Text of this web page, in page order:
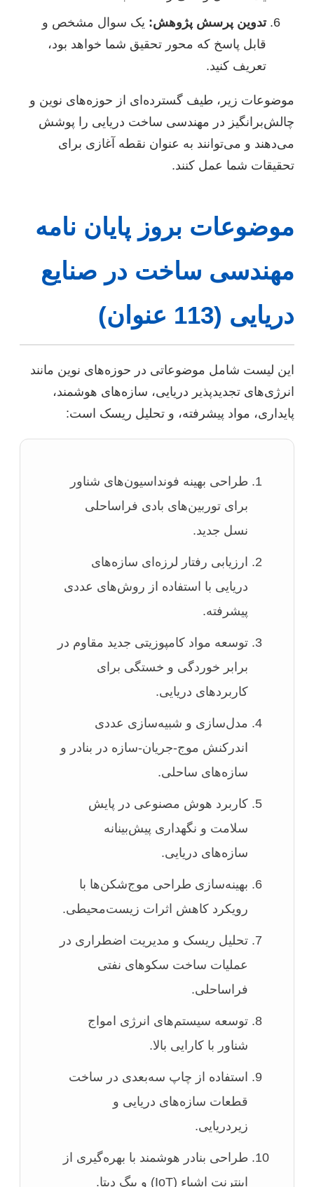
تدوین پرسش پژوهش: یک سوال مشخص و
قابل پاسخ که محور تحقیق شما خواهد بود،
تعریف کنید.
موضوعات زیر، طیف گسترده‌ای از حوزه‌های نوین و
چالش‌برانگیز در مهندسی ساخت دریایی را پوشش
می‌دهند و می‌توانند به عنوان نقطه آغازی برای
تحقیقات شما عمل کنند.
موضوعات بروز پایان نامه
مهندسی ساخت در صنایع
دریایی (113 عنوان)
این لیست شامل موضوعاتی در حوزه‌های نوین مانند
انرژی‌های تجدیدپذیر دریایی، سازه‌های هوشمند،
پایداری، مواد پیشرفته، و تحلیل ریسک است:
طراحی بهینه فونداسیون‌های شناور
برای توربین‌های بادی فراساحلی
نسل جدید.
ارزیابی رفتار لرزه‌ای سازه‌های
دریایی با استفاده از روش‌های عددی
پیشرفته.
توسعه مواد کامپوزیتی جدید مقاوم در
برابر خوردگی و خستگی برای
کاربردهای دریایی.
مدل‌سازی و شبیه‌سازی عددی
اندرکنش موج-جریان-سازه در بنادر و
سازه‌های ساحلی.
کاربرد هوش مصنوعی در پایش
سلامت و نگهداری پیش‌بینانه
سازه‌های دریایی.
بهینه‌سازی طراحی موج‌شکن‌ها با
رویکرد کاهش اثرات زیست‌محیطی.
تحلیل ریسک و مدیریت اضطراری در
عملیات ساخت سکوهای نفتی
فراساحلی.
توسعه سیستم‌های انرژی امواج
شناور با کارایی بالا.
استفاده از چاپ سه‌بعدی در ساخت
قطعات سازه‌های دریایی و
زیردریایی.
طراحی بنادر هوشمند با بهره‌گیری از
اینترنت اشیاء (IoT) و بیگ دیتا.